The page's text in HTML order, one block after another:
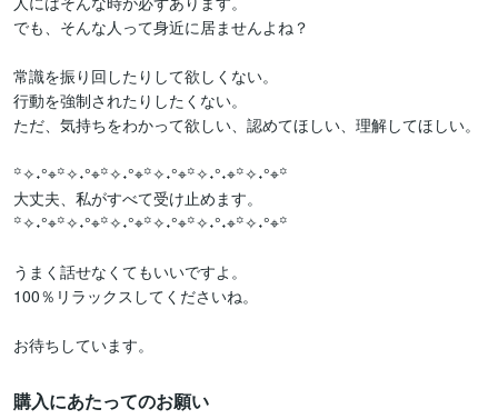
でも、そんな人って身近に居ませんよね？
常識を振り回したりして欲しくない。
行動を強制されたりしたくない。
ただ、気持ちをわかって欲しい、認めてほしい、理解してほしい。
꙳✧˖°⌖꙳✧˖°⌖꙳✧˖°⌖꙳✧˖°⌖꙳✧˖°˖⌖꙳✧˖°⌖꙳
大丈夫、私がすべて受け止めます。
꙳✧˖°⌖꙳✧˖°⌖꙳✧˖°⌖꙳✧˖°⌖꙳✧˖°˖⌖꙳✧˖°⌖꙳
うまく話せなくてもいいですよ。
100％リラックスしてくださいね。
購入にあたってのお願い